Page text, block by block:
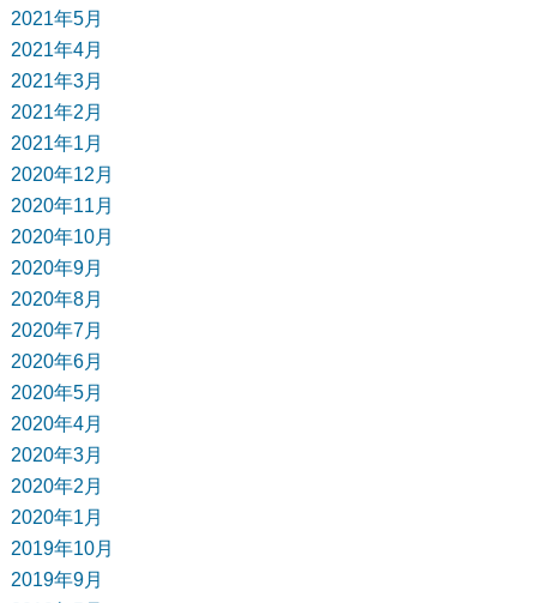
2021年5月
2021年4月
2021年3月
2021年2月
2021年1月
2020年12月
2020年11月
2020年10月
2020年9月
2020年8月
2020年7月
2020年6月
2020年5月
2020年4月
2020年3月
2020年2月
2020年1月
2019年10月
2019年9月